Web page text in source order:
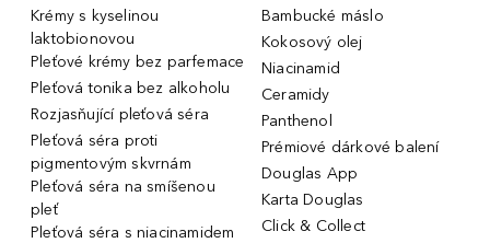
Krémy s kyselinou
laktobionovou
Pleťové krémy bez parfemace
Pleťová tonika bez alkoholu
Rozjasňující pleťová séra
Pleťová séra proti
pigmentovým skvrnám
Pleťová séra na smíšenou
pleť
Pleťová séra s niacinamidem
Bambucké máslo
Kokosový olej
Niacinamid
Ceramidy
Panthenol
Prémiové dárkové balení
Douglas App
Karta Douglas
Click & Collect